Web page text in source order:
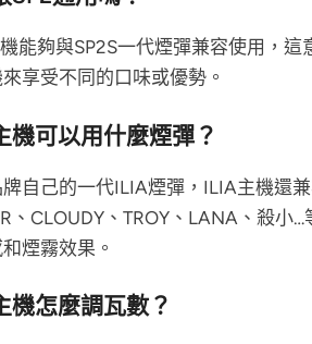
能夠與SP2S一代煙彈兼容使用，
享受不同的口味或優勢。
機可以用什麼煙彈？
自己的一代ILIA煙彈，ILIA主機還
、CLOUDY、TROY、LANA、殺小
煙霧效果。
機怎麼調瓦數？